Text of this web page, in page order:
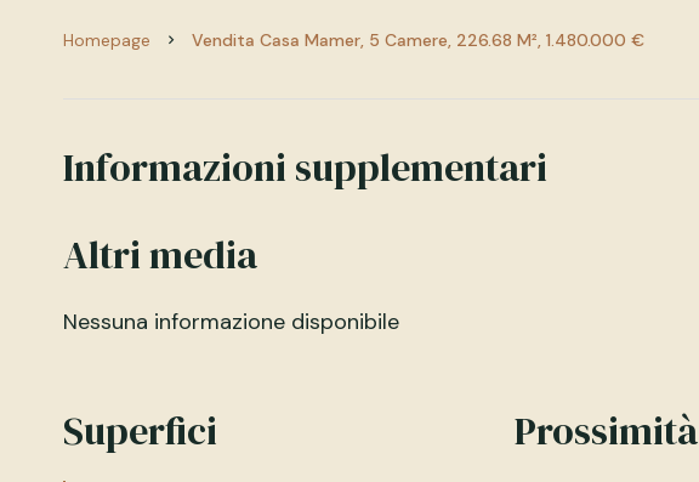
Homepage Vendita Casa Mamer, 5 Camere, 226.68 M², 1.480.000 €
Informazioni supplementari
Altri media
Nessuna informazione disponibile
Superfici Prossimità